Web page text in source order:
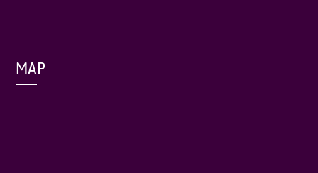
MAP